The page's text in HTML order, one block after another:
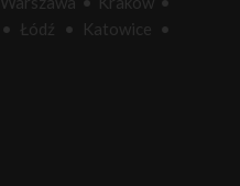
• Łódź • Katowice •